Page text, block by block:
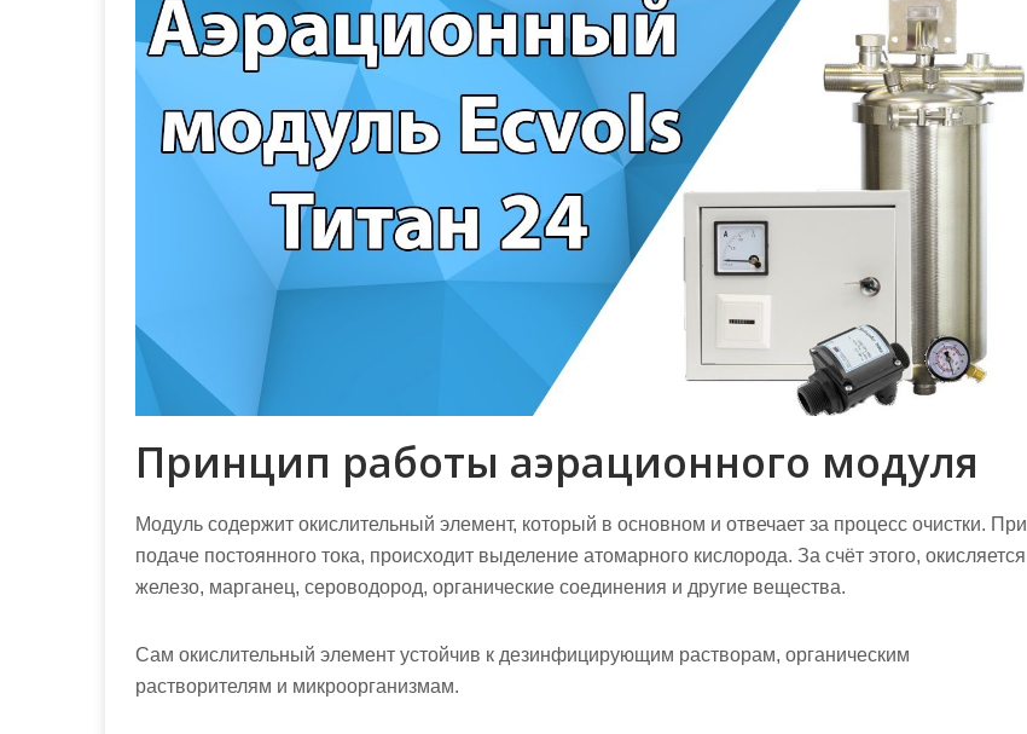
Принцип работы аэрационного модуля
Модуль содержит окислительный элемент, который в основном и отвечает за процесс очистки. При
подаче постоянного тока, происходит выделение атомарного кислорода. За счёт этого, окисляется
железо, марганец, сероводород, органические соединения и другие вещества.
Сам окислительный элемент устойчив к дезинфицирующим растворам, органическим
растворителям и микроорганизмам.